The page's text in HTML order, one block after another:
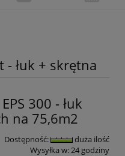
- łuk + skrętna
300 - łuk
na 75,6m2
Dostępność:
duża ilość
Wysyłka w:24 godziny